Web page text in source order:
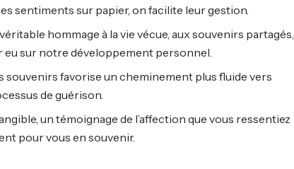
sentiments sur papier, on facilite leur gestion.
hommage à la vie vécue, aux souvenirs partagés,
eu sur notre développement personnel.
souvenirs favorise un cheminement plus fluide vers
de guérison.
un témoignage de l’affection que vous ressentiez
pour vous en souvenir.